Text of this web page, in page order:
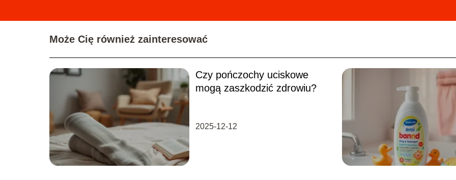
Może Cię również zainteresować
Czy pończochy uciskowe
mogą zaszkodzić zdrowiu?
2025-12-12